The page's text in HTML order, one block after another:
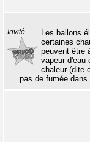
Invité
Les ballons
certaines
peuvent être
vapeur d'eau
chaleur (dite
pas de fumée